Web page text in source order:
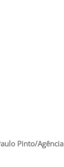
Pinto/Agência